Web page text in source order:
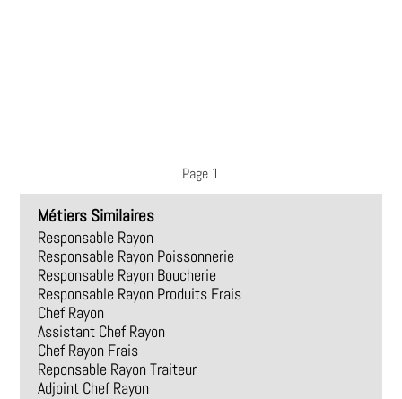
Page 1
Métiers Similaires
Responsable Rayon
Responsable Rayon Poissonnerie
Responsable Rayon Boucherie
Responsable Rayon Produits Frais
Chef Rayon
Assistant Chef Rayon
Chef Rayon Frais
Reponsable Rayon Traiteur
Adjoint Chef Rayon